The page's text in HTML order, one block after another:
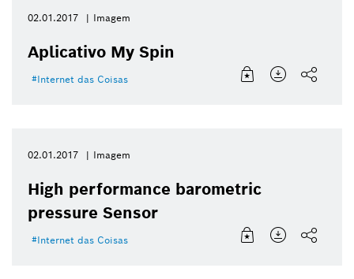
02.01.2017 Imagem
Aplicativo My Spin
Internet das Coisas
02.01.2017 Imagem
High performance barometric
pressure Sensor
Internet das Coisas